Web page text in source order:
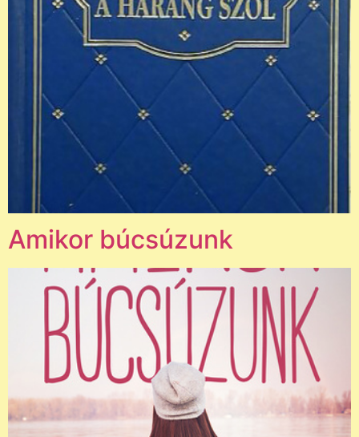
Amikor búcsúzunk